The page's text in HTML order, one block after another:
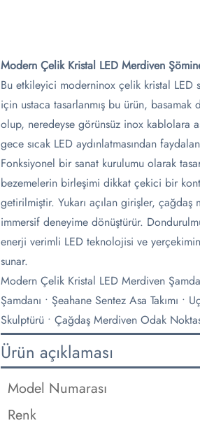
Modern Çelik Kristal LED Merdiven
Bu etkileyici moderninox çelik kristal LED
için ustaca tasarlanmış bu ürün,
olup, neredeyse görünsüz inox kablolara
gece sıcak LED aydınlatmasından
Fonksiyonel bir sanat kurulumu olarak
bezemelerin birleşimi dikkat çekici bir
getirilmiştir. Yukarı açılan girişler,
immersif deneyime dönüştürür.
enerji verimli LED teknolojisi ve
sunar.
Modern Çelik Kristal LED Merdiven
Şamdanı • Şeahane Sentez Asa Takımı •
Skulptürü • Çağdaş Merdiven Odak
Ürün açıklaması
Model Numarası
Renk